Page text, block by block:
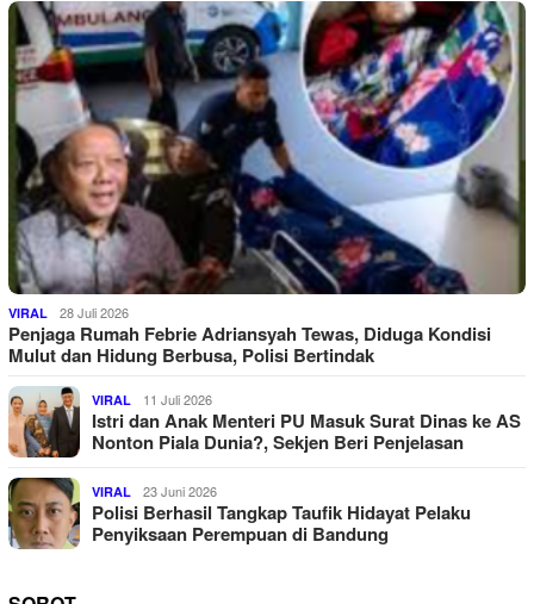
VIRAL 28 Juli 2026
Penjaga Rumah Febrie Adriansyah Tewas, Diduga Kondisi
Mulut dan Hidung Berbusa, Polisi Bertindak
VIRAL 11 Juli 2026
Istri dan Anak Menteri PU Masuk Surat Dinas ke AS
Nonton Piala Dunia?, Sekjen Beri Penjelasan
VIRAL 23 Juni 2026
Polisi Berhasil Tangkap Taufik Hidayat Pelaku
Penyiksaan Perempuan di Bandung